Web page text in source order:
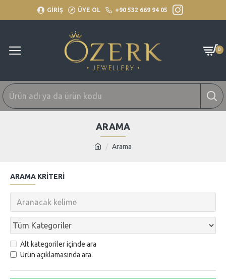
GİRİŞ ÜYE OL +90 532 669 94 05
0
Arama
ARAMA
ARAMA KRITERI
Alt kategoriler içinde ara
Ürün açıklamasında ara.